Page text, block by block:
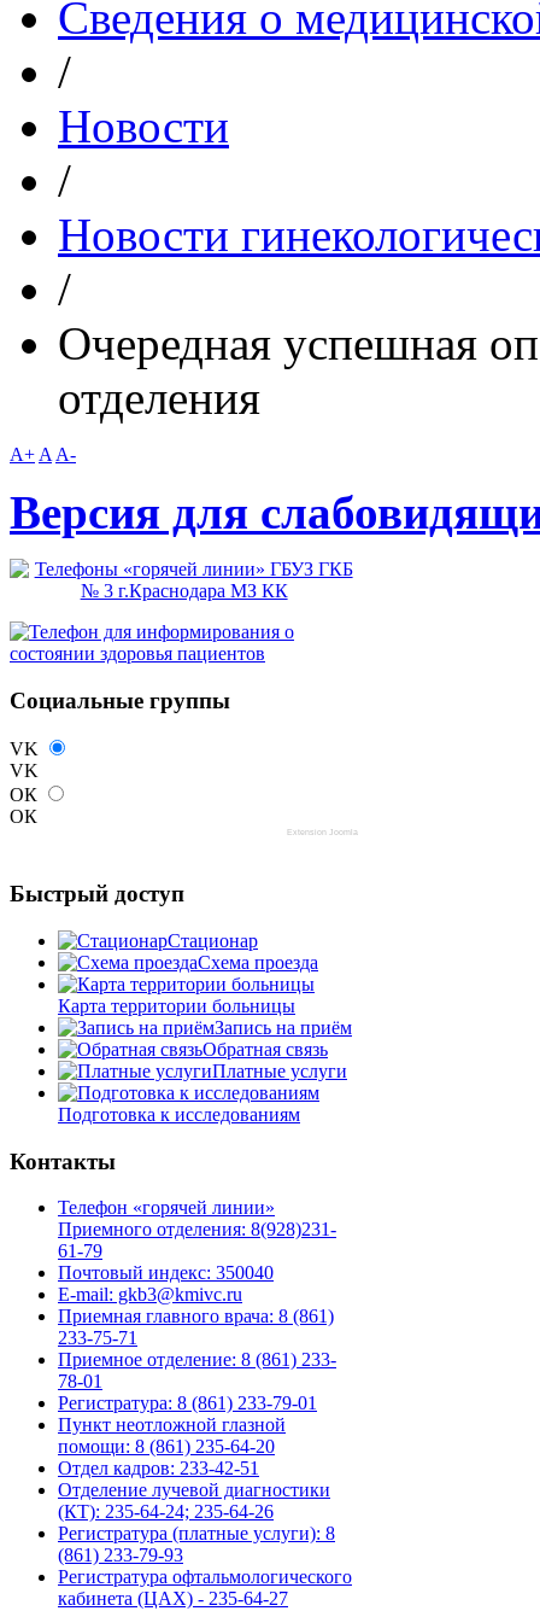
Сведения о
/
Новости
/
Новости
/
Очередная успешная
отделения
A+ A A-
Версия для
Социальные группы
VK
VK
ОК
ОК
Extension Joomla
Быстрый доступ
Стационар
Схема проезда
Карта территории больницы
Запись на приём
Обратная связь
Платные услуги
Подготовка к исследованиям
Контакты
Телефон «горячей линии»
Приемного отделения: 8(928)231-
61-79
Почтовый индекс: 350040
E-mail: gkb3@kmivc.ru
Приемная главного врача: 8 (861)
233-75-71
Приемное отделение: 8 (861) 233-
78-01
Регистратура: 8 (861) 233-79-01
Пункт неотложной глазной
помощи: 8 (861) 235-64-20
Отдел кадров: 233-42-51
Отделение лучевой диагностики
(КТ): 235-64-24; 235-64-26
Регистратура (платные услуги): 8
(861) 233-79-93
Регистратура офтальмологического
кабинета (ЦАХ) - 235-64-27